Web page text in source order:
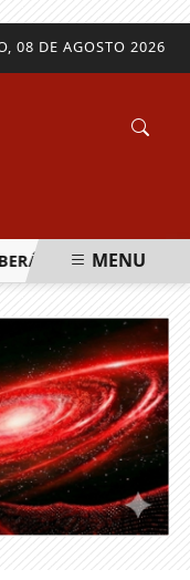
08 DE AGOSTO 2026
MAIS DE 120MENU